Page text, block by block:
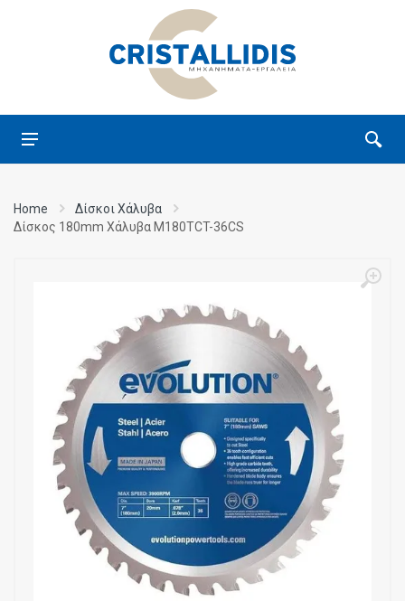
Home
Δίσκοι Χάλυβα
Δίσκος 180mm Χάλυβα M180TCT-36CS